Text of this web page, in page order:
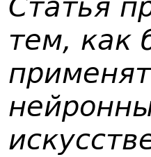
Статья
тем, как